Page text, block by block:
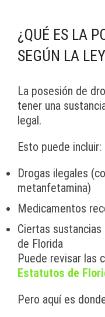
¿QUÉ ES LA
SEGÚN LA
La posesión de
tener una
legal.
Esto puede incluir:
Drogas ilegales
metanfetamina)
Medicamentos
Ciertas
de Florida
Puede revisar las
Estatutos de
Pero aquí es